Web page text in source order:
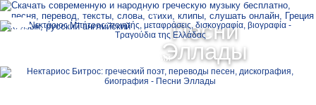
Песни
Эллады
Ελληνικά
Русский
MENU